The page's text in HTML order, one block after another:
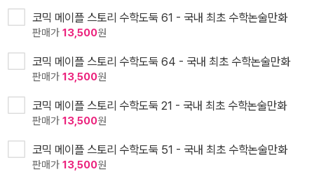
코믹 메이플 스토리 수학도둑 61 - 국내 최초 수학논술만화
판매가 13,500원
코믹 메이플 스토리 수학도둑 64 - 국내 최초 수학논술만화
판매가 13,500원
코믹 메이플 스토리 수학도둑 21 - 국내 최초 수학논술만화
판매가 13,500원
코믹 메이플 스토리 수학도둑 51 - 국내 최초 수학논술만화
판매가 13,500원